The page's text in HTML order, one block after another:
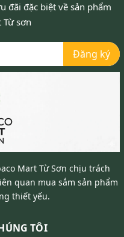
đãi đặc biệt về sản phẩm
Từ sơn
Đăng ký
Mart Từ Sơn chịu trách
quan mua sắm sản phẩm
thiết yếu.
TÔI